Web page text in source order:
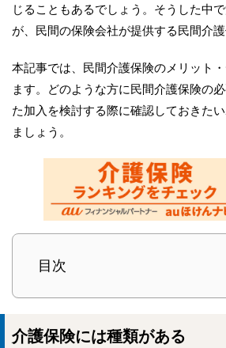
じることもあるでしょう。そうした中
が、民間の保険会社が提供する民間介護
本記事では、民間介護保険のメリット
ます。どのような方に民間介護保険の
た加入を検討する際に確認しておきた
ましょう。
目次
介護保険には種類がある